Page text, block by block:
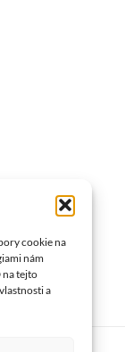
cookie na
nám
na tejto
a